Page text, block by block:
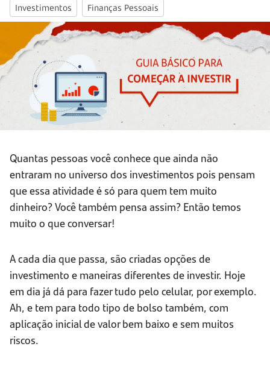
Investimentos Finanças Pessoais
Quantas pessoas você conhece que ainda não
entraram no universo dos investimentos pois pensam
que essa atividade é só para quem tem muito
dinheiro? Você também pensa assim? Então temos
muito o que conversar!
A cada dia que passa, são criadas opções de
investimento e maneiras diferentes de investir. Hoje
em dia já dá para fazer tudo pelo celular, por exemplo.
Ah, e tem para todo tipo de bolso também, com
aplicação inicial de valor bem baixo e sem muitos
riscos.